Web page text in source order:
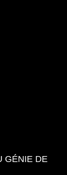
GÉNIE DE